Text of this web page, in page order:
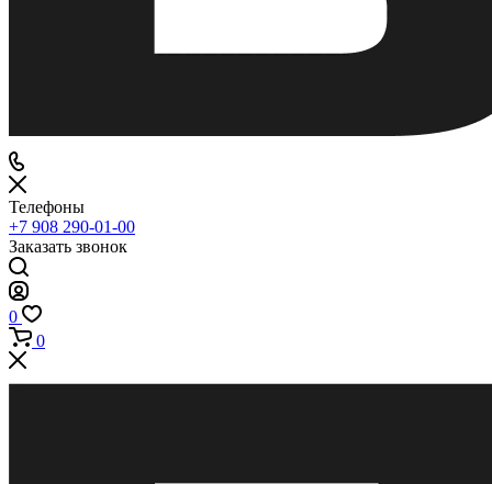
Телефоны
+7 908 290-01-00
Заказать звонок
0
0